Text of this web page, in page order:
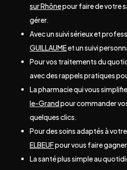
sur Rhônepour faire de votre
gérer.
Avec un suivi sérieux et
GUILLAUMEet un suivi
Pour vos traitements du
avec des rappels pratiques
La pharmacie qui vous
le-Grandpour commander
quelques clics.
Pour des soins adaptés à
ELBEUFpour vous faire
La santé plus simple au